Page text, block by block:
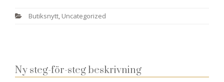
Butiksnytt Uncategorized
Ny steg-för-steg beskrivning